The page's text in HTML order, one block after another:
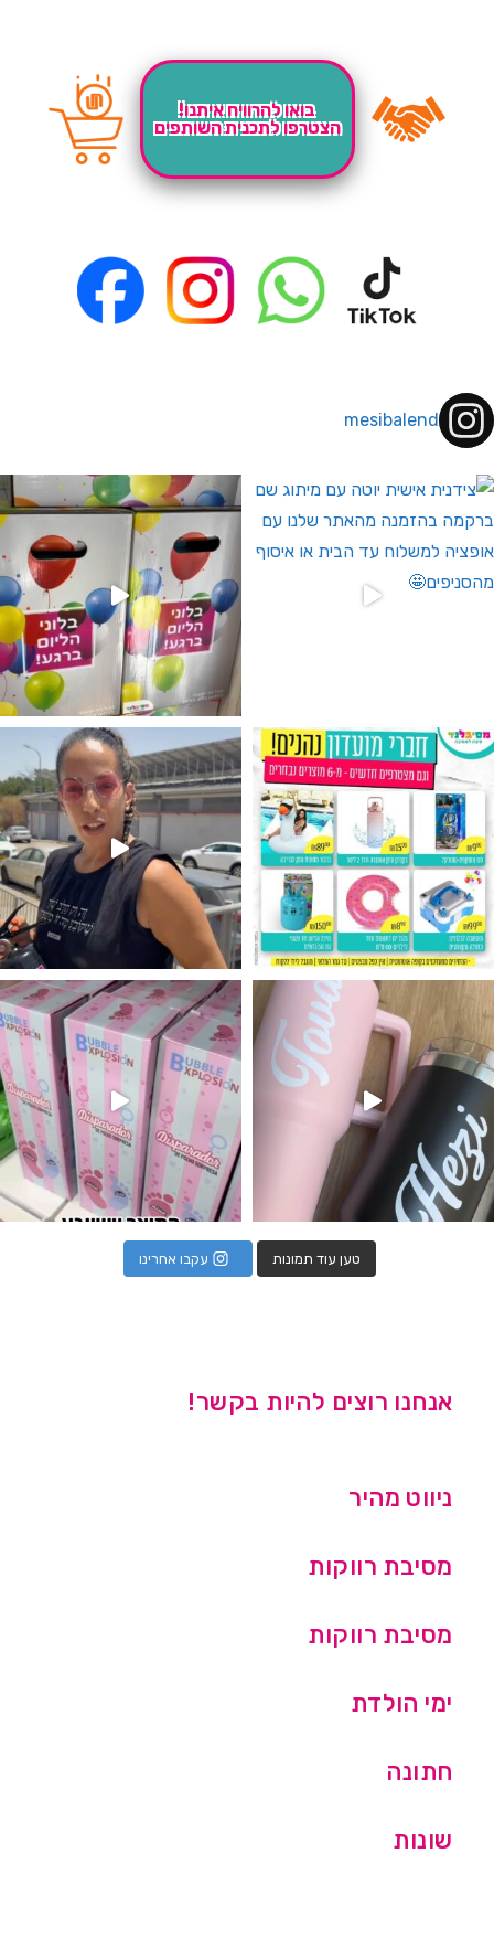
בואו להרוויח איתנו!
הצטרפו לתכנית השותפים
mesibalend
לחברי מועדון ומצטרפים חדשים🤍
מין העובר רק במסיבלנד !! קיים
מטף לגילוי מין העובר חזר למלא
טען עוד תמונות עקבו אחרינו
אנחנו רוצים להיות בקשר!
ניווט מהיר
מסיבת רווקות
מסיבת רווקות
ימי הולדת
חתונה
שונות